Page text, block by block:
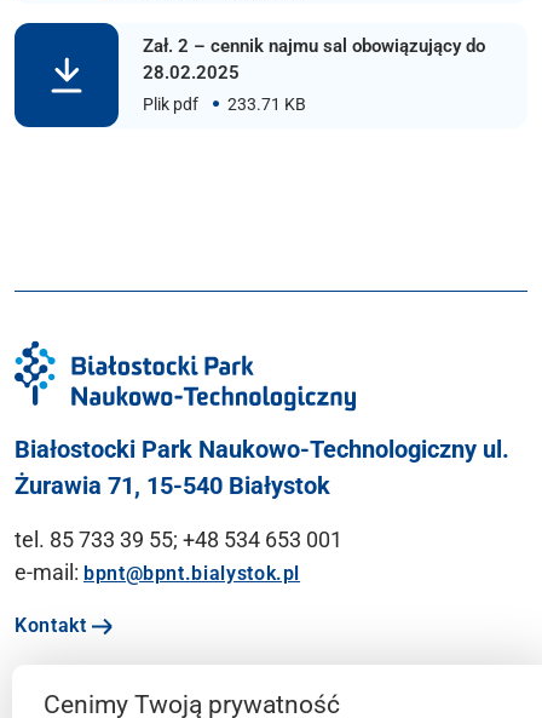
Zał. 2 – cennik najmu sal obowiązujący do
28.02.2025
Plik pdf 233.71 KB
Białostocki Park Naukowo-Technologiczny ul.
Żurawia 71, 15-540 Białystok
tel. 85 733 39 55; +48 534 653 001
e-mail: bpnt@bpnt.bialystok.pl
Kontakt
Cenimy Twoją prywatność